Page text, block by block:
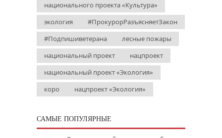
национального проекта «Культура»
экология
#ПрокурорРазъясняетЗакон
#Подпишиветерана
лесные пожары
национальный проект
нацпроект
национальный проект «Экология»
коро
нацпроект «Экология»
САМЫЕ ПОПУЛЯРНЫЕ